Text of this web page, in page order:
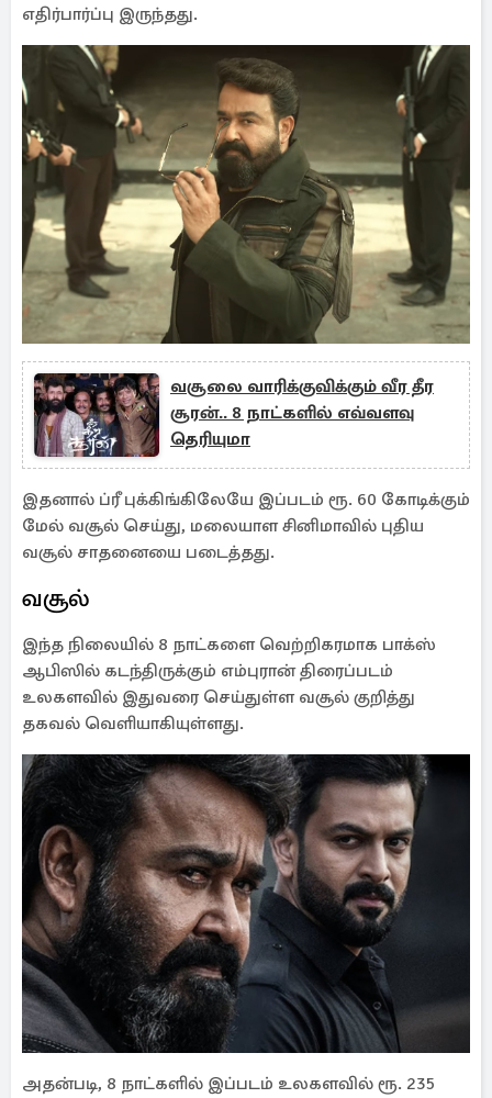
எதிர்பார்ப்பு இருந்தது.
வசூலை வாரிக்குவிக்கும் வீர தீர
சூரன்.. 8 நாட்களில் எவ்வளவு
தெரியுமா
இதனால் ப்ரீ புக்கிங்கிலேயே இப்படம் ரூ. 60 கோடிக்கும்
மேல் வசூல் செய்து, மலையாள சினிமாவில் புதிய
வசூல் சாதனையை படைத்தது.
வசூல்
இந்த நிலையில் 8 நாட்களை வெற்றிகரமாக பாக்ஸ்
ஆபிஸில் கடந்திருக்கும் எம்புரான் திரைப்படம்
உலகளவில் இதுவரை செய்துள்ள வசூல் குறித்து
தகவல் வெளியாகியுள்ளது.
அதன்படி, 8 நாட்களில் இப்படம் உலகளவில் ரூ. 235